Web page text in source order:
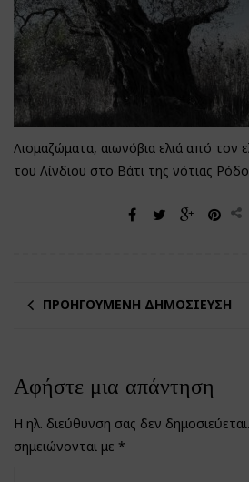
Λιομαζώματα, αιωνόβια ελιά από τον
του Λίνδιου στο Βάτι της νότιας
ΠΡΟΗΓΟΎΜΕΝΗ ΔΗΜΟΣΊΕΥΣΗ
Αφήστε μια απάντηση
Η ηλ. διεύθυνση σας δεν δημοσιεύεται.
σημειώνονται με *